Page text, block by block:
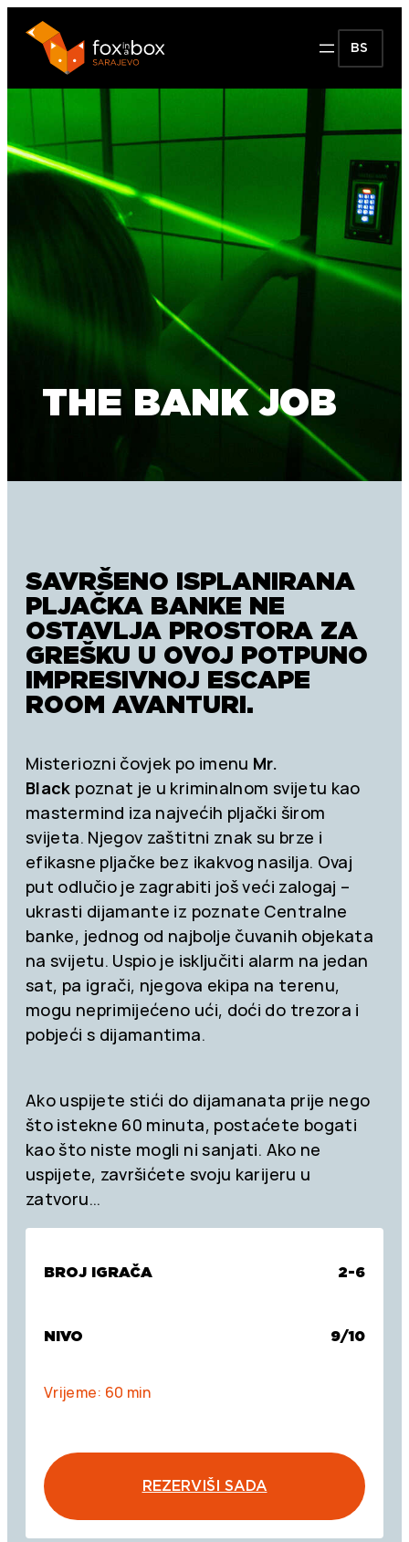
BS
THE BANK JOB
SAVRŠENO ISPLANIRANA
PLJAČKA BANKE NE
OSTAVLJA PROSTORA ZA
GREŠKU U OVOJ POTPUNO
IMPRESIVNOJ ESCAPE
ROOM AVANTURI.
Misteriozni čovjek po imenu Mr.
Black poznat je u kriminalnom svijetu kao
mastermind iza najvećih pljački širom
svijeta. Njegov zaštitni znak su brze i
efikasne pljačke bez ikakvog nasilja. Ovaj
put odlučio je zagrabiti još veći zalogaj –
ukrasti dijamante iz poznate Centralne
banke, jednog od najbolje čuvanih objekata
na svijetu. Uspio je isključiti alarm na jedan
sat, pa igrači, njegova ekipa na terenu,
mogu neprimijećeno ući, doći do trezora i
pobjeći s dijamantima.
Ako uspijete stići do dijamanata prije nego
što istekne 60 minuta, postaćete bogati
kao što niste mogli ni sanjati. Ako ne
uspijete, završićete svoju karijeru u
zatvoru…
BROJ IGRAČA 2-6
NIVO 9/10
Vrijeme: 60 min
REZERVIŠI SADA